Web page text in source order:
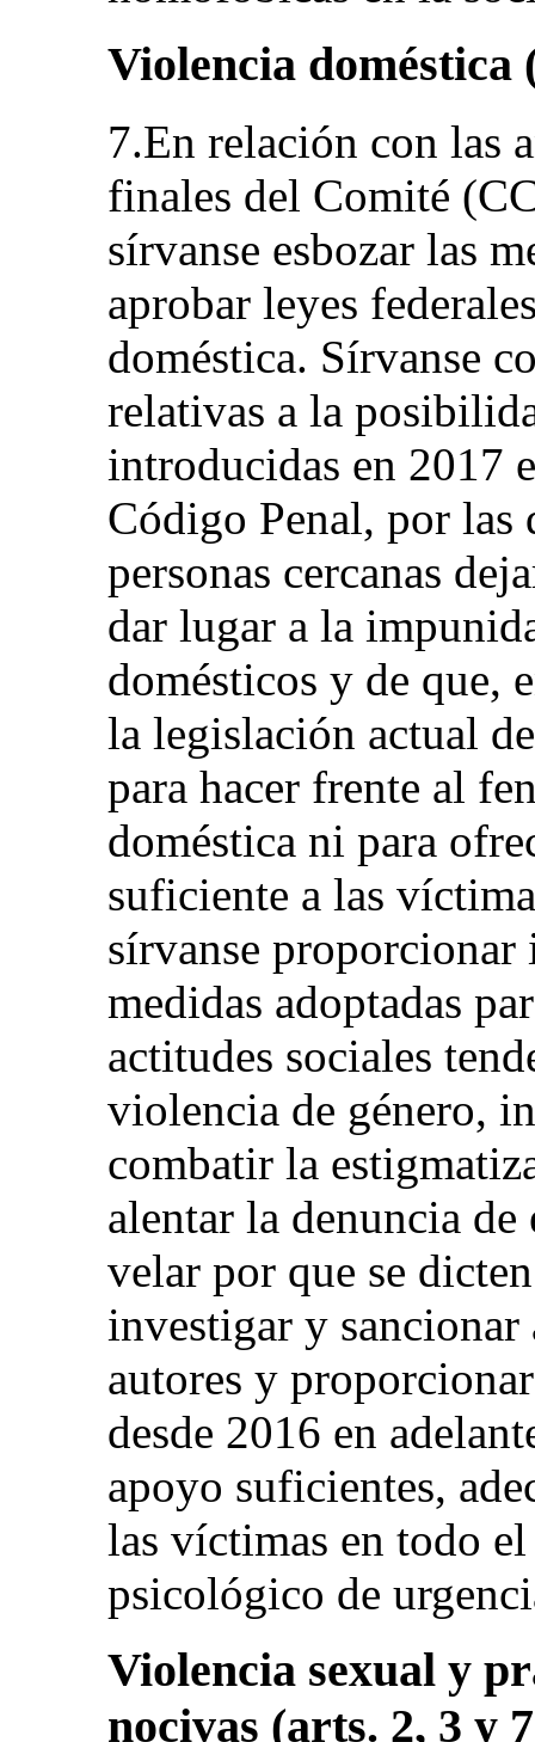
Violencia doméstica
7.En relación con las
finales del Comité
sírvanse esbozar las
aprobar leyes
doméstica. Sírvanse
relativas a la
introducidas en 2017
Código Penal, por las
personas cercanas
dar lugar a la
domésticos y de que,
la legislación actual
para hacer frente al
doméstica ni para
suficiente a las
sírvanse
medidas adoptadas
actitudes sociales
violencia de género,
combatir la
alentar la denuncia
velar por que se
investigar y sancionar
autores y
desde 2016 en
apoyo suficientes,
las víctimas en todo
psicológico de
Violencia sexual y
nocivas (arts. 2, 3 y